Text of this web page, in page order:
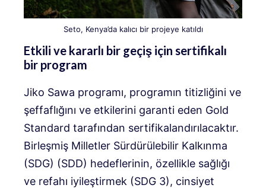
Seto, Kenya’da kalıcı bir projeye katıldı
Etkili ve kararlı bir geçiş için sertifikalı
bir program
Jiko Sawa programı, programın titizliğini ve
şeffaflığını ve etkilerini garanti eden Gold
Standard tarafından sertifikalandırılacaktır.
Birleşmiş Milletler Sürdürülebilir Kalkınma
(SDG) (SDD) hedeflerinin, özellikle sağlığı
ve refahı iyileştirmek (SDG 3), cinsiyet